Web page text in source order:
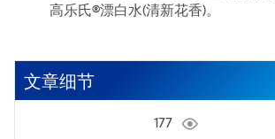
高乐氏®漂白水(清新花香)。
文章细节
177